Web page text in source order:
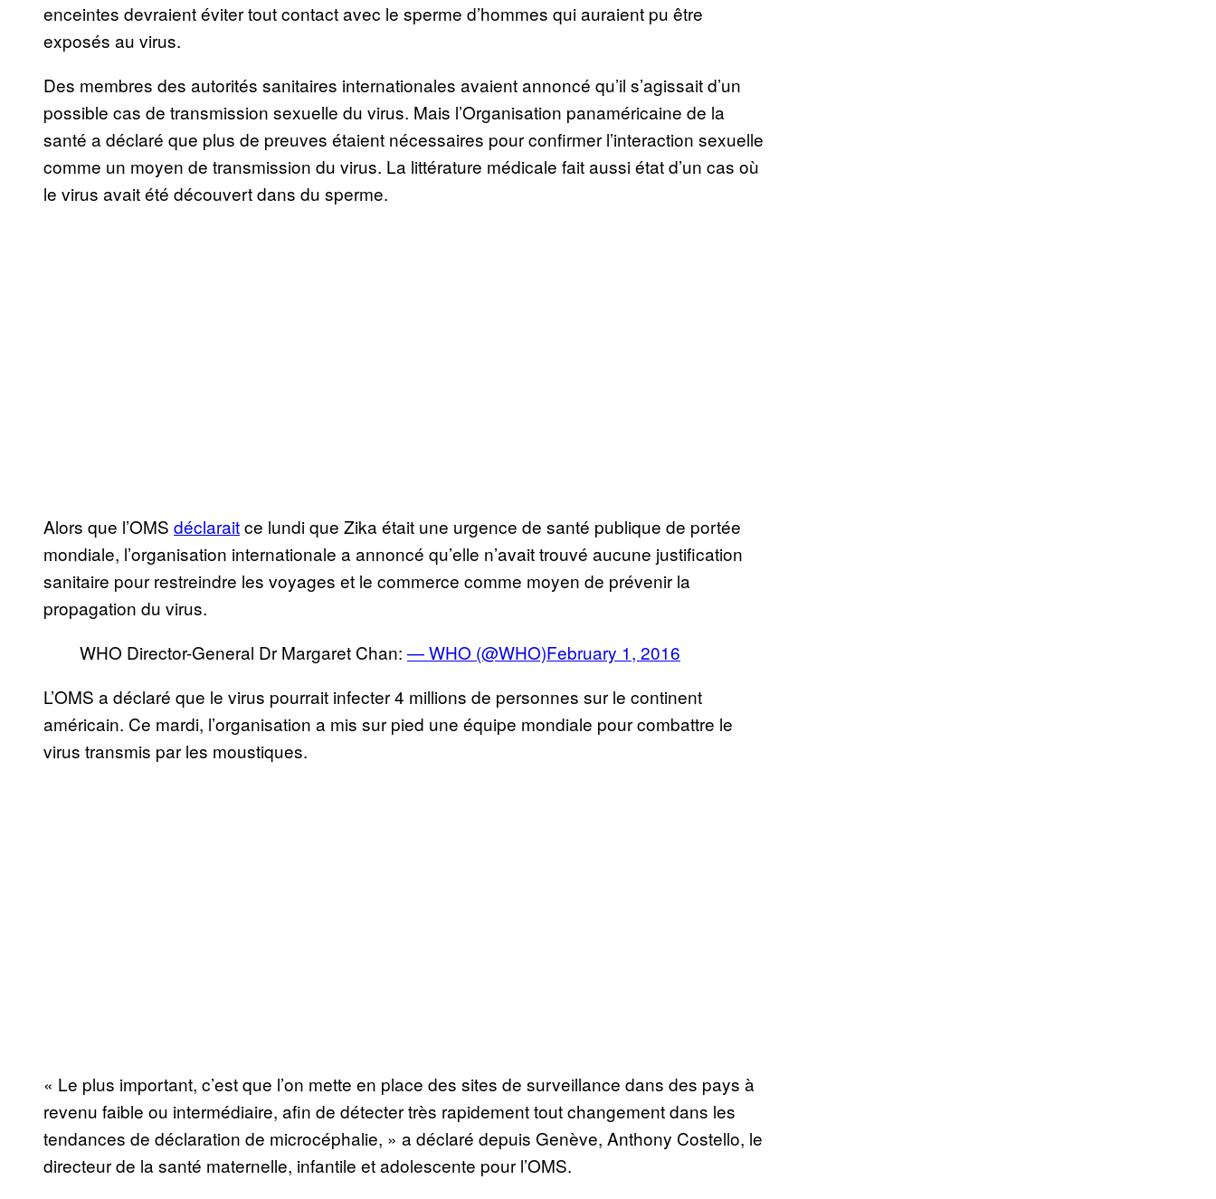
enceintes devraient éviter tout contact avec le sperme d’hommes qui auraient pu être
exposés au virus.
Des membres des autorités sanitaires internationales avaient annoncé qu’il s’agissait d’un
possible cas de transmission sexuelle du virus. Mais l’Organisation panaméricaine de la
santé a déclaré que plus de preuves étaient nécessaires pour confirmer l’interaction sexuelle
comme un moyen de transmission du virus. La littérature médicale fait aussi état d’un cas où
le virus avait été découvert dans du sperme.
Alors que l’OMS déclaraitce lundi que Zika était une urgence de santé publique de portée
mondiale, l’organisation internationale a annoncé qu’elle n’avait trouvé aucune justification
sanitaire pour restreindre les voyages et le commerce comme moyen de prévenir la
propagation du virus.
WHO Director-General Dr Margaret Chan: — WHO (@WHO)February 1, 2016
L’OMS a déclaré que le virus pourrait infecter 4 millions de personnes sur le continent
américain. Ce mardi, l’organisation a mis sur pied une équipe mondiale pour combattre le
virus transmis par les moustiques.
« Le plus important, c’est que l’on mette en place des sites de surveillance dans des pays à
revenu faible ou intermédiaire, afin de détecter très rapidement tout changement dans les
tendances de déclaration de microcéphalie, » a déclaré depuis Genève, Anthony Costello, le
directeur de la santé maternelle, infantile et adolescente pour l’OMS.